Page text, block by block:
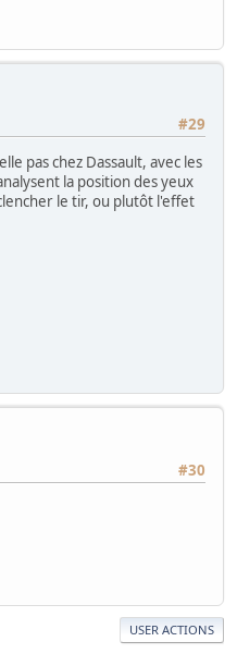
#29
pas chez Dassault, avec les
la position des yeux
le tir, ou plutôt l'effet
#30
USER ACTIONS